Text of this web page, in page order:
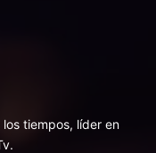
tiempos, líder en